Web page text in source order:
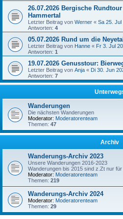
26.07.2026 Bergische
Hammertal
Letzter Beitrag von Werner « Sa 25. Jul
Antworten: 4
05.07.2026 Rund um die
Letzter Beitrag von Hanne « Fr 3. Jul
Antworten: 1
19.07.2026 Genusstour:
Letzter Beitrag von Anja « Di 30. Jun
Antworten: 7
Wanderungen
Die nächsten Wanderungen
Moderator: Moderatorenteam
Themen: 47
Archiv
Wanderungs-Archiv 2023
Unsere Wanderungen 2016-2023
Wanderungen bis 2015 sind z.Zt nur
Moderator: Moderatorenteam
Themen: 219
Wanderungs-Archiv 2024
Moderator: Moderatorenteam
Themen: 29